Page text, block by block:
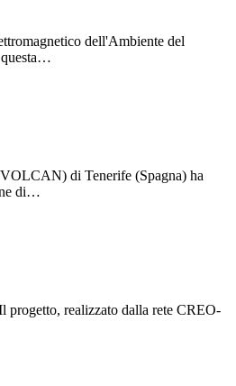
dell'Ambiente del
questa…
di Tenerife (Spagna) ha
di…
progetto, realizzato dalla rete CREO-